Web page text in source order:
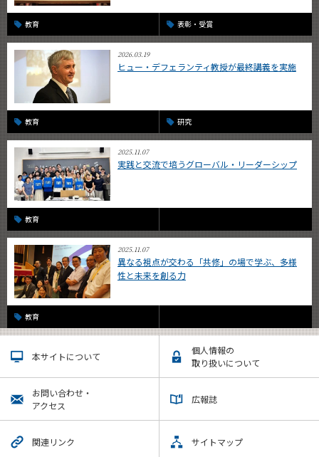
教育 表彰・受賞
2026.03.19
ヒュー・デフェランティ教授が最終講義を実施
教育 研究
2025.11.07
実践と交流で培うグローバル・リーダーシップ
教育
2025.11.07
異なる視点が交わる「共修」の場で学ぶ、多様
性と未来を創る力
教育
本サイトについて
個人情報の
取り扱いについて
お問い合わせ・
アクセス
広報誌
関連リンク サイトマップ